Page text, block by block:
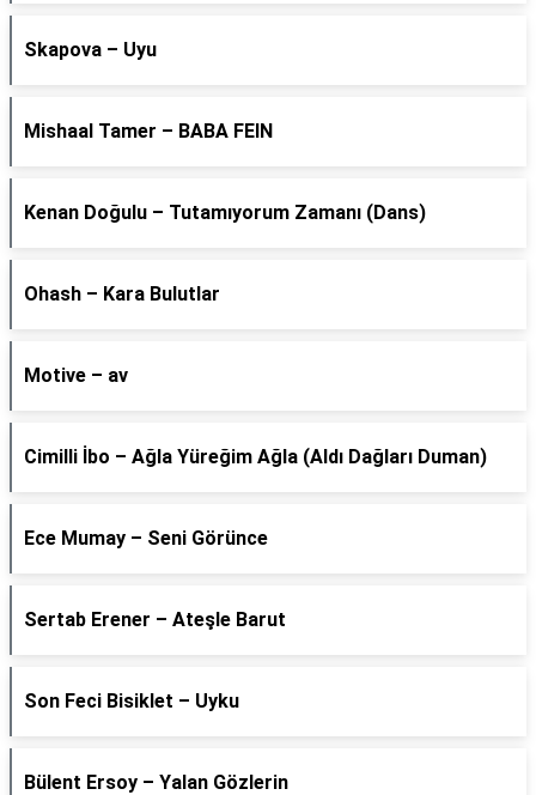
Skapova – Uyu
Mishaal Tamer – BABA FEIN
Kenan Doğulu – Tutamıyorum Zamanı (Dans)
Ohash – Kara Bulutlar
Motive – av
Cimilli İbo – Ağla Yüreğim Ağla (Aldı Dağları Duman)
Ece Mumay – Seni Görünce
Sertab Erener – Ateşle Barut
Son Feci Bisiklet – Uyku
Bülent Ersoy – Yalan Gözlerin